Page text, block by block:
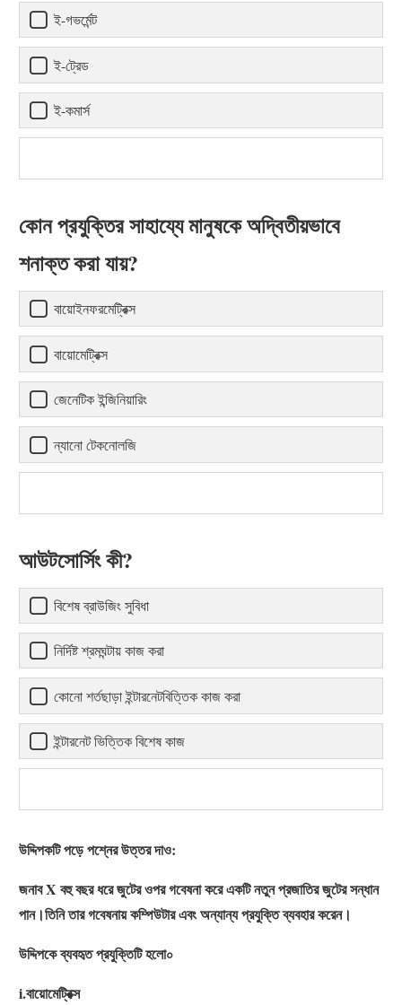
ই-গভর্মেন্ট
ই-ট্রেড
ই-কমার্স
কোন প্রযুক্তির সাহায্যে মানুষকে অদ্বিতীয়ভাবে
শনাক্ত করা যায়?
বায়োইনফরমেট্রিক্স
বায়োমেট্রিক্স
জেনেটিক ইন্জিনিয়ারিং
ন্যানো টেকনোলজি
আউটসোর্সিং কী?
বিশেষ ব্রাউজিং সুবিধা
নির্দিষ্ট শ্রমঘন্টায় কাজ করা
কোনো শর্তছাড়া ইন্টারনেটবিত্তিক কাজ করা
ইন্টারনেট ভিত্তিক বিশেষ কাজ
উদ্দিপকটি পড়ে পশ্নের উত্তর দাও:
জনাব X বহু বছর ধরে জুটের ওপর গবেষনা করে একটি নতুন প্রজাতির জুটের সন্ধান
পান।তিনি তার গবেষনায় কম্পিউটার এবং অন্যান্য প্রযুক্তি ব্যবহার করেন।
উদ্দিপকে ব্যবহৃত প্রযুক্তিটি হলো০
i.বায়োমেট্রিক্স